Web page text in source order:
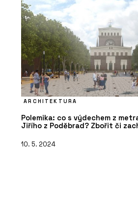
ARCHITEKTURA
Polemika: co s výdechem z
Jiřího z Poděbrad? Zbořit či
10. 5. 2024